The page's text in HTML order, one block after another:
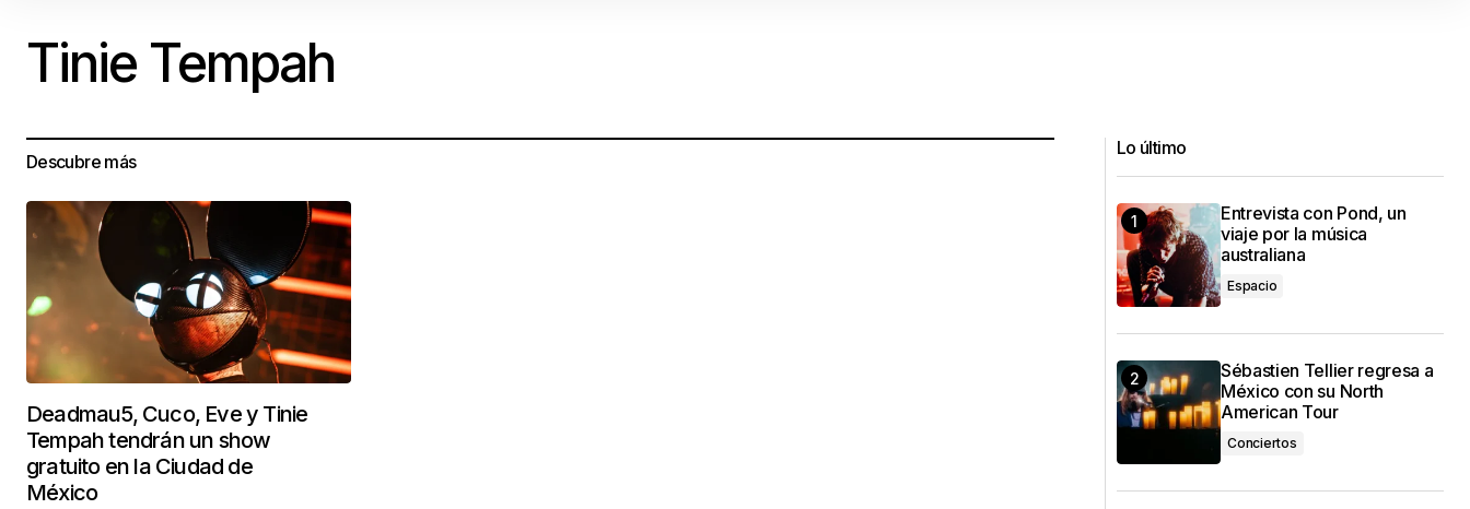
Tinie Tempah
Descubre más
Deadmau5, Cuco, Eve y Tinie
Tempah tendrán un show
gratuito en la Ciudad de
México
Lo último
Entrevista con Pond, un
viaje por la música
australiana
Espacio
Sébastien Tellier regresa a
México con su North
American Tour
Conciertos